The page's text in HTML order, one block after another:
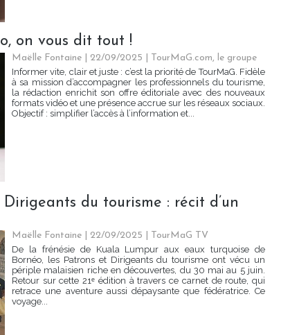
on vous dit tout !
Maëlle Fontaine | 22/09/2025
TourMaG.com, le groupe
Informer vite, clair et juste : c’est la priorité de TourMaG. Fidèle
à sa mission d’accompagner les professionnels du tourisme,
la rédaction enrichit son offre éditoriale avec des nouveaux
formats vidéo et une présence accrue sur les réseaux sociaux.
Objectif : simplifier l’accès à l’information et...
du tourisme : récit d’un
Maëlle Fontaine | 22/09/2025
TourMaG TV
De la frénésie de Kuala Lumpur aux eaux turquoise de
Bornéo, les Patrons et Dirigeants du tourisme ont vécu un
périple malaisien riche en découvertes, du 30 mai au 5 juin.
Retour sur cette 21ᵉ édition à travers ce carnet de route, qui
retrace une aventure aussi dépaysante que fédératrice. Ce
voyage...